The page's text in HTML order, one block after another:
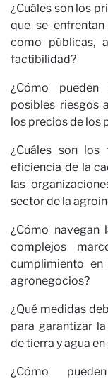
¿Cuáles son los
que se
como públicas,
factibilidad?
¿Cómo
posibles riesgos
los precios de los
¿Cuáles son
eficiencia de la
las
sector de la
¿Cómo navegan
complejos
cumplimiento
agronegocios?
¿Qué medidas
para garantizar
de tierra y agua
¿Cómo